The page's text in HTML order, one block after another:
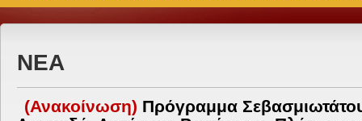
ΝΕΑ
(Ανακοίνωση) Πρόγραμμα